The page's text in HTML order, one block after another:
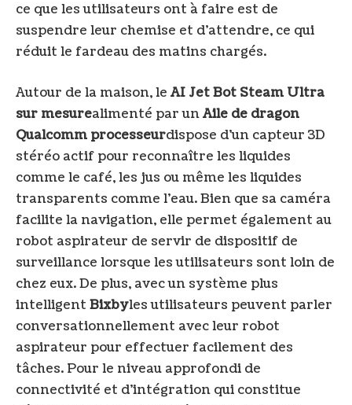
ce que les utilisateurs ont à faire est de
suspendre leur chemise et d’attendre, ce qui
réduit le fardeau des matins chargés.
Autour de la maison, le AI Jet Bot Steam Ultra
sur mesurealimenté par unAile de dragon
Qualcomm processeurdispose d’un capteur 3D
stéréo actif pour reconnaître les liquides
comme le café, les jus ou même les liquides
transparents comme l’eau. Bien que sa caméra
facilite la navigation, elle permet également au
robot aspirateur de servir de dispositif de
surveillance lorsque les utilisateurs sont loin de
chez eux. De plus, avec un système plus
intelligent Bixbyles utilisateurs peuvent parler
conversationnellement avec leur robot
aspirateur pour effectuer facilement des
tâches. Pour le niveau approfondi de
connectivité et d’intégration qui constitue